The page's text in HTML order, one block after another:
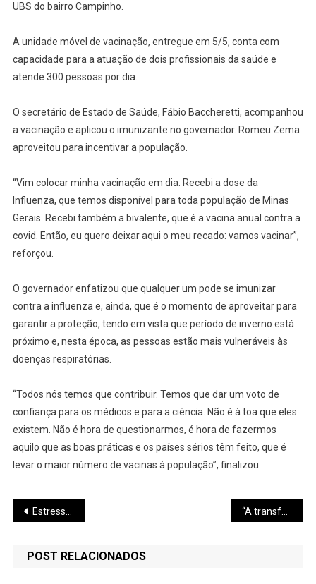
UBS do bairro Campinho.
A unidade móvel de vacinação, entregue em 5/5, conta com
capacidade para a atuação de dois profissionais da saúde e
atende 300 pessoas por dia.
O secretário de Estado de Saúde, Fábio Baccheretti, acompanhou
a vacinação e aplicou o imunizante no governador. Romeu Zema
aproveitou para incentivar a população.
“Vim colocar minha vacinação em dia. Recebi a dose da
Influenza, que temos disponível para toda população de Minas
Gerais. Recebi também a bivalente, que é a vacina anual contra a
covid. Então, eu quero deixar aqui o meu recado: vamos vacinar”,
reforçou.
O governador enfatizou que qualquer um pode se imunizar
contra a influenza e, ainda, que é o momento de aproveitar para
garantir a proteção, tendo em vista que período de inverno está
próximo e, nesta época, as pessoas estão mais vulneráveis às
doenças respiratórias.
“Todos nós temos que contribuir. Temos que dar um voto de
confiança para os médicos e para a ciência. Não é à toa que eles
existem. Não é hora de questionarmos, é hora de fazermos
aquilo que as boas práticas e os países sérios têm feito, que é
levar o maior número de vacinas à população”, finalizou.
Navegação
de
Post
Estressado? 9 formas de pegar leve com o seu cérebro
POST RELACIONADOS